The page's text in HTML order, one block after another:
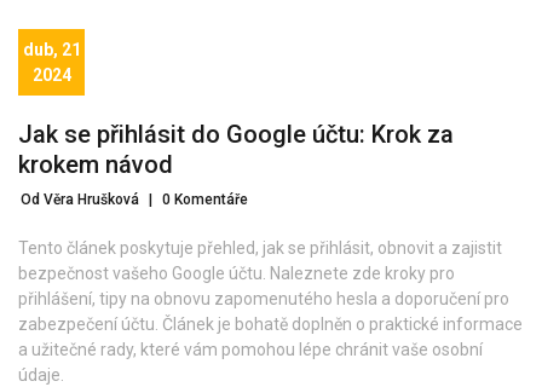
dub, 21
2024
Jak se přihlásit do Google účtu: Krok za
krokem návod
Od Věra Hrušková 0 Komentáře
Tento článek poskytuje přehled, jak se přihlásit, obnovit a zajistit
bezpečnost vašeho Google účtu. Naleznete zde kroky pro
přihlášení, tipy na obnovu zapomenutého hesla a doporučení pro
zabezpečení účtu. Článek je bohatě doplněn o praktické informace
a užitečné rady, které vám pomohou lépe chránit vaše osobní
údaje.